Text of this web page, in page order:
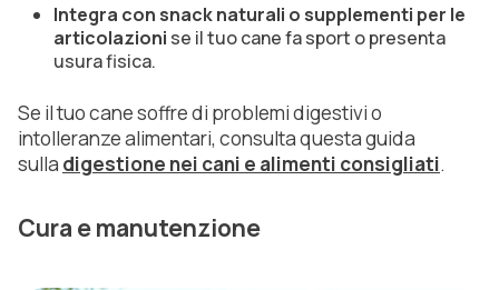
Integra con snack naturali o supplementi per le
articolazioni se il tuo cane fa sport o presenta
usura fisica.
Se il tuo cane soffre di problemi digestivi o
intolleranze alimentari, consulta questa guida
sulla digestione nei cani e alimenti consigliati.
Cura e manutenzione